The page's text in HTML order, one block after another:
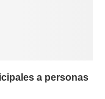
a personas